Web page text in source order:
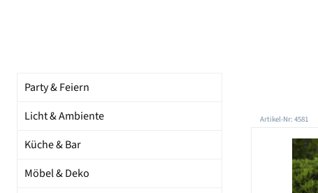
Party & Feiern
Licht & Ambiente
Küche & Bar
Möbel & Deko
Artikel-Nr: 4581